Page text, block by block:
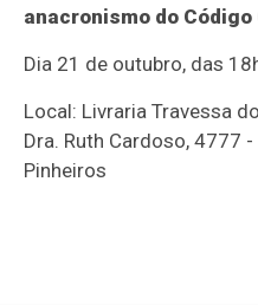
anacronismo do Código
Dia 21 de outubro, das
Local: Livraria Travessa
Dra. Ruth Cardoso, 4777
Pinheiros